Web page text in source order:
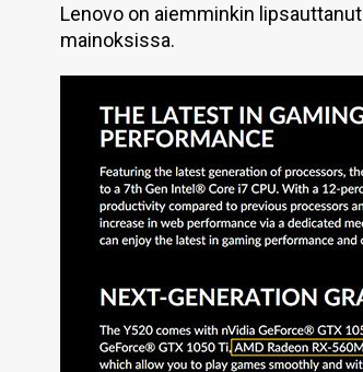
Lenovo on aiemminkin
mainoksissa.